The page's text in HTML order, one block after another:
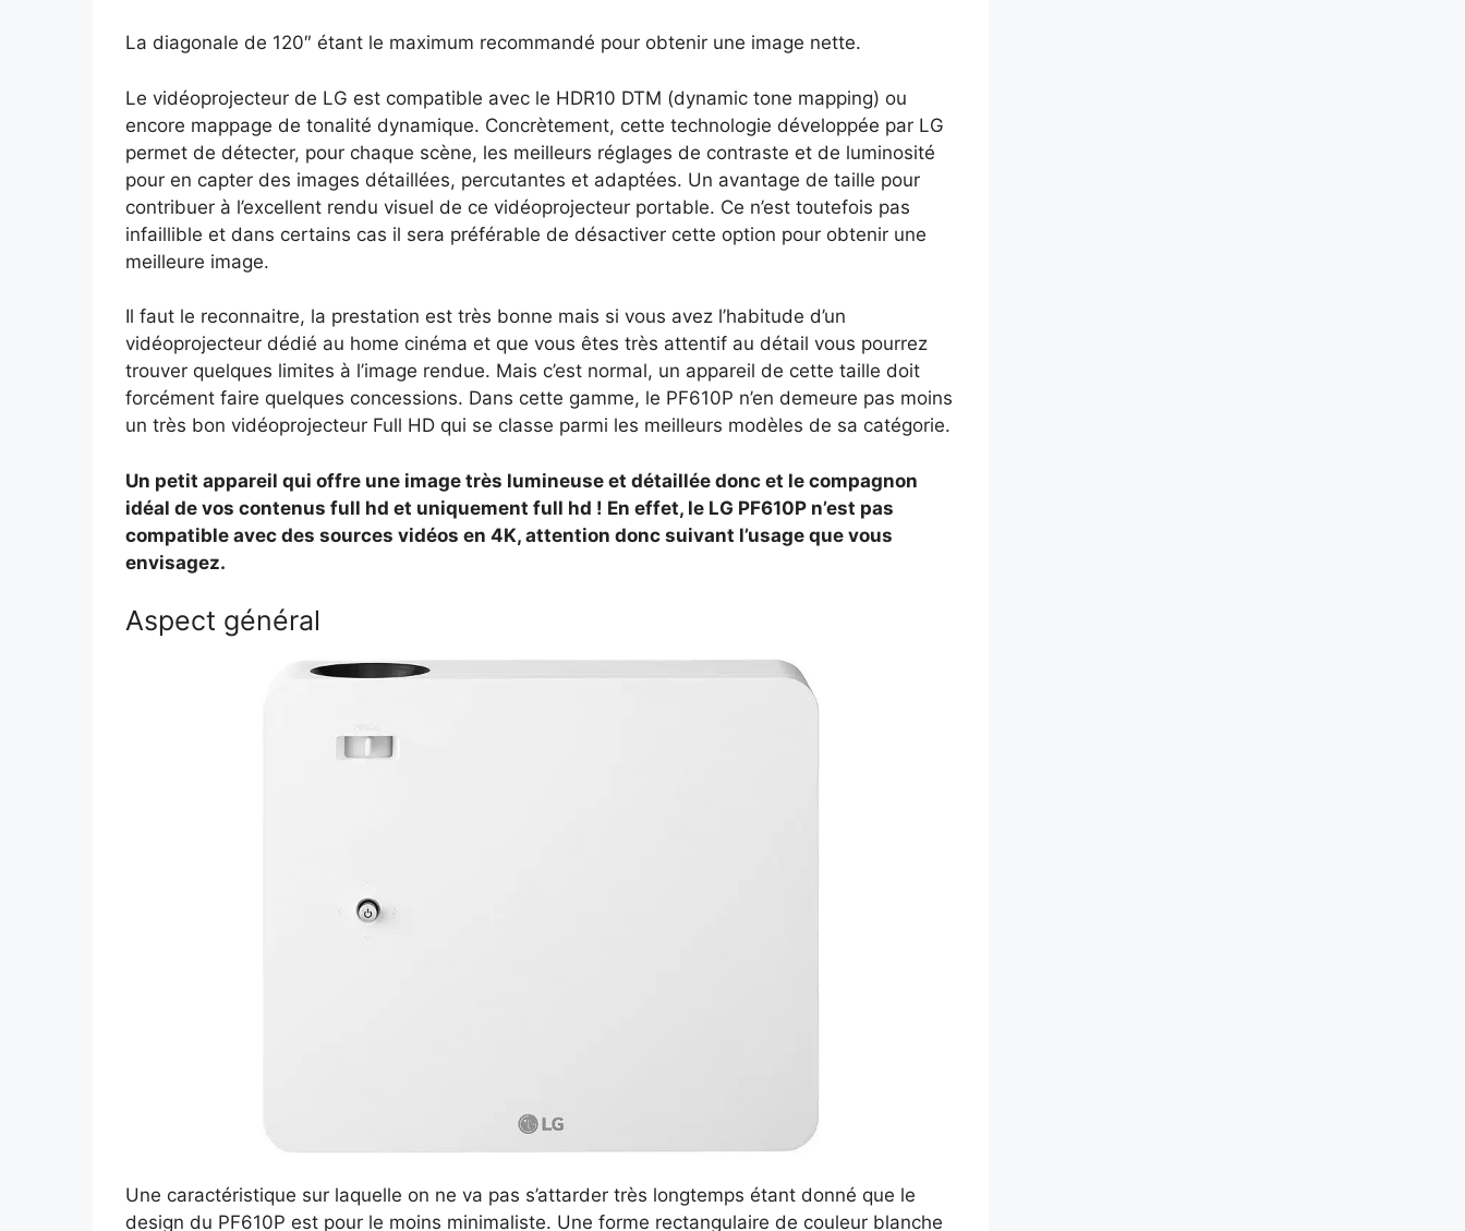
La diagonale de 120″ étant le maximum recommandé pour obtenir une image nette.
Le vidéoprojecteur de LG est compatible avec le HDR10 DTM (dynamic tone mapping) ou
encore mappage de tonalité dynamique. Concrètement, cette technologie développée par LG
permet de détecter, pour chaque scène, les meilleurs réglages de contraste et de luminosité
pour en capter des images détaillées, percutantes et adaptées. Un avantage de taille pour
contribuer à l’excellent rendu visuel de ce vidéoprojecteur portable. Ce n’est toutefois pas
infaillible et dans certains cas il sera préférable de désactiver cette option pour obtenir une
meilleure image.
Il faut le reconnaitre, la prestation est très bonne mais si vous avez l’habitude d’un
vidéoprojecteur dédié au home cinéma et que vous êtes très attentif au détail vous pourrez
trouver quelques limites à l’image rendue. Mais c’est normal, un appareil de cette taille doit
forcément faire quelques concessions. Dans cette gamme, le PF610P n’en demeure pas moins
un très bon vidéoprojecteur Full HD qui se classe parmi les meilleurs modèles de sa catégorie.
Un petit appareil qui offre une image très lumineuse et détaillée donc et le compagnon
idéal de vos contenus full hd et uniquement full hd ! En effet, le LG PF610P n’est pas
compatible avec des sources vidéos en 4K, attention donc suivant l’usage que vous
envisagez.
Aspect général
Une caractéristique sur laquelle on ne va pas s’attarder très longtemps étant donné que le
design du PF610P est pour le moins minimaliste. Une forme rectangulaire de couleur blanche